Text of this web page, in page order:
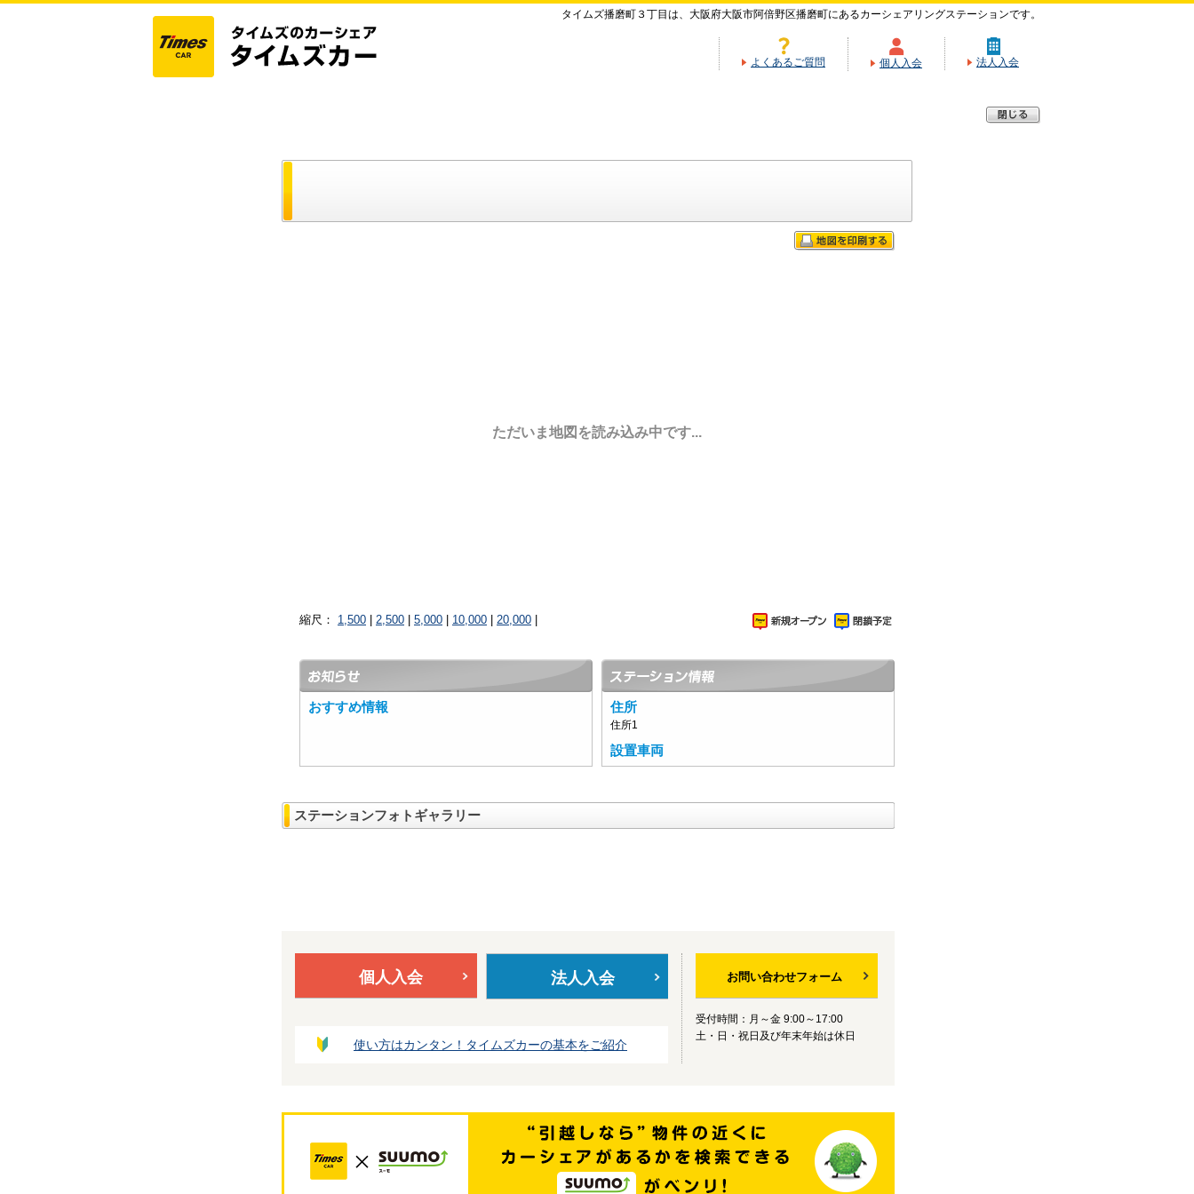
タイムズ播磨町３丁目は、大阪府大阪市阿倍野区播磨町にあるカーシェアリングステーションです。
よくあるご質問 個人入会 法人入会
ただいま地図を読み込み中です...
縮尺： 1,500 2,500 5,000 10,000 20,000
おすすめ情報 住所
住所1
設置車両
ステーションフォトギャラリー
個人入会 法人入会
使い方はカンタン！タイムズカーの基本をご紹介
お問い合わせフォーム
受付時間：月～金 9:00～17:00
土・日・祝日及び年末年始は休日